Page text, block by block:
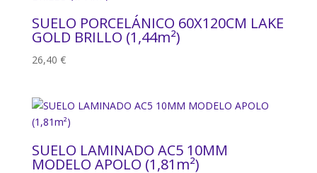
SUELO PORCELÁNICO 60X120CM LAKE
GOLD BRILLO (1,44m²)
26,40 €
SUELO LAMINADO AC5 10MM
MODELO APOLO (1,81m²)